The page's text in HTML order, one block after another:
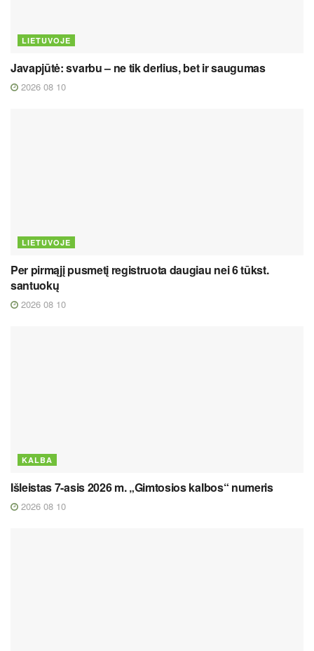
LIETUVOJE
Javapjūtė: svarbu – ne tik derlius, bet ir saugumas
2026 08 10
LIETUVOJE
Per pirmąjį pusmetį registruota daugiau nei 6 tūkst.
santuokų
2026 08 10
KALBA
Išleistas 7-asis 2026 m. „Gimtosios kalbos“ numeris
2026 08 10